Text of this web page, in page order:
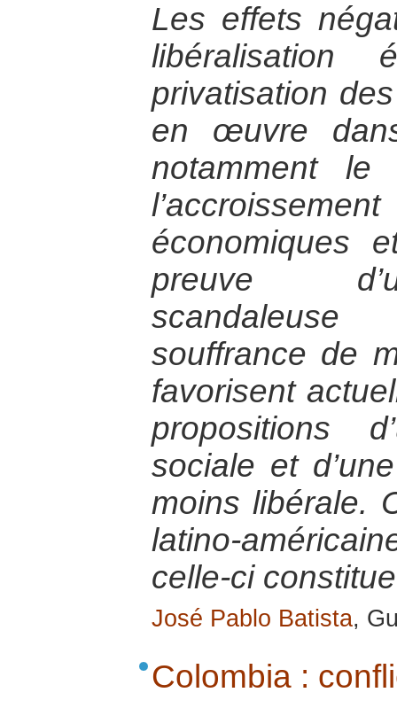
Les effets
libéralisation
privatisation
en œuvre
notamment le
économiques
preuve
souffrance de
favorisent
propositions
sociale et
moins libérale.
latino-
celle-ci
José Pablo Batista,
Colombia :